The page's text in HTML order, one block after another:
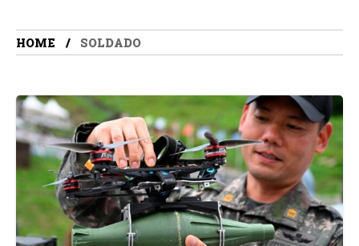
HOME SOLDADO